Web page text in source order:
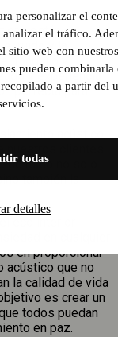
personalizar el
el tráfico.
sitio web con
pueden
a partir del
todas
detalles
techos
están
ruido y la
tranquilo y
y experiencia
perfecta para
acústico,
clientes.
ruido no solo
también la
eco interior
en cualquier
en proporcionar
acústico que no
la calidad de vida
es crear un
todos puedan
en paz.